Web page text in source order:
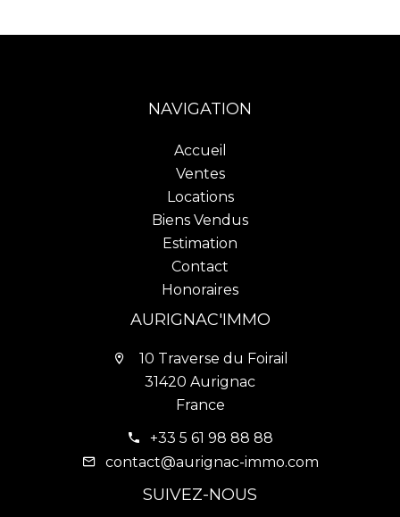
NAVIGATION
Accueil
Ventes
Locations
Biens Vendus
Estimation
Contact
Honoraires
AURIGNAC'IMMO
10 Traverse du Foirail
31420 Aurignac
France
+33 5 61 98 88 88
contact@aurignac-immo.com
SUIVEZ-NOUS